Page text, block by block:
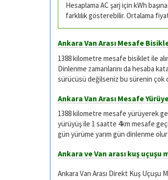
Hesaplama AC şarj için kWh
farklılık gösterebilir. Ortalama
Ankara Van Arası Mesafe
1388 kilometre mesafe bisiklet ile
Dinlenme zamanlarını da hesaba
sürücüsü değilseniz bu sürenin çok
Ankara Van Arası Mesafe
1388 kilometre mesafe yürüyerek
yürüyüş ile 1 saatte 4km mesafe
gün yürüme yarım gün dinlenme
Ankara ve Van arası kuş uçuşu
Ankara Van Arası Direkt Kuş Uçuşu